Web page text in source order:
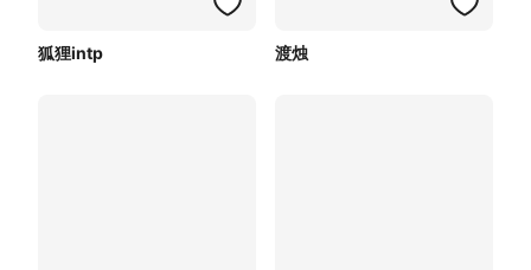
狐狸intp 渡烛